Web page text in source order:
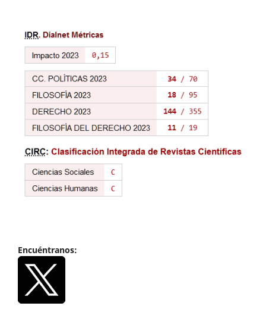
Encuéntranos: